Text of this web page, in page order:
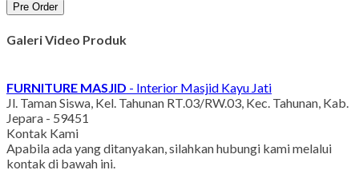
Pre Order
Galeri Video Produk
FURNITURE MASJID - Interior Masjid Kayu Jati
Jl. Taman Siswa, Kel. Tahunan RT.03/RW.03, Kec. Tahunan, Kab.
Jepara - 59451
Kontak Kami
Apabila ada yang ditanyakan, silahkan hubungi kami melalui
kontak di bawah ini.